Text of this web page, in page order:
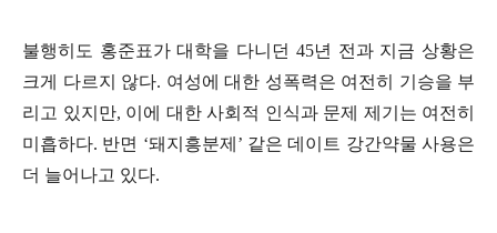
불행히도 홍준표가 대학을 다니던 45년 전과 지금 상황은
크게 다르지 않다. 여성에 대한 성폭력은 여전히 기승을 부
리고 있지만, 이에 대한 사회적 인식과 문제 제기는 여전히
미흡하다. 반면 ‘돼지흥분제’ 같은 데이트 강간약물 사용은
더 늘어나고 있다.